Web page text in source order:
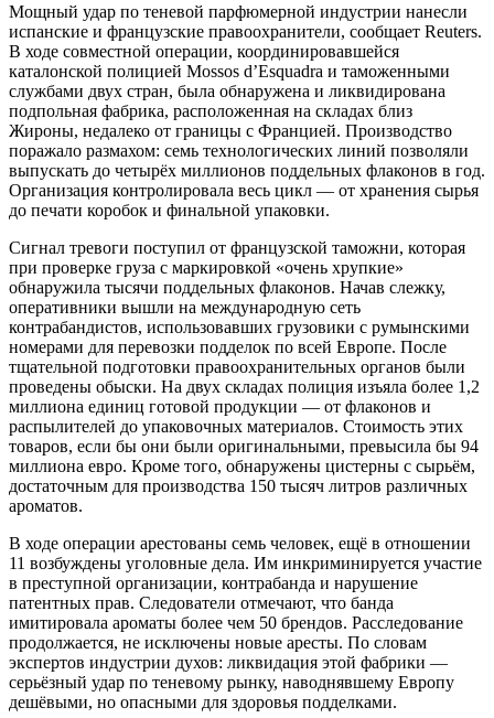
Мощный удар по теневой парфюмерной индустрии нанесли
испанские и французские правоохранители, сообщает Reuters.
В ходе совместной операции, координировавшейся
каталонской полицией Mossos d’Esquadra и таможенными
службами двух стран, была обнаружена и ликвидирована
подпольная фабрика, расположенная на складах близ
Жироны, недалеко от границы с Францией. Производство
поражало размахом: семь технологических линий позволяли
выпускать до четырёх миллионов поддельных флаконов в год.
Организация контролировала весь цикл — от хранения сырья
до печати коробок и финальной упаковки.
Сигнал тревоги поступил от французской таможни, которая
при проверке груза с маркировкой «очень хрупкие»
обнаружила тысячи поддельных флаконов. Начав слежку,
оперативники вышли на международную сеть
контрабандистов, использовавших грузовики с румынскими
номерами для перевозки подделок по всей Европе. После
тщательной подготовки правоохранительных органов были
проведены обыски. На двух складах полиция изъяла более 1,2
миллиона единиц готовой продукции — от флаконов и
распылителей до упаковочных материалов. Стоимость этих
товаров, если бы они были оригинальными, превысила бы 94
миллиона евро. Кроме того, обнаружены цистерны с сырьём,
достаточным для производства 150 тысяч литров различных
ароматов.
В ходе операции арестованы семь человек, ещё в отношении
11 возбуждены уголовные дела. Им инкриминируется участие
в преступной организации, контрабанда и нарушение
патентных прав. Следователи отмечают, что банда
имитировала ароматы более чем 50 брендов. Расследование
продолжается, не исключены новые аресты. По словам
экспертов индустрии духов: ликвидация этой фабрики —
серьёзный удар по теневому рынку, наводнявшему Европу
дешёвыми, но опасными для здоровья подделками.